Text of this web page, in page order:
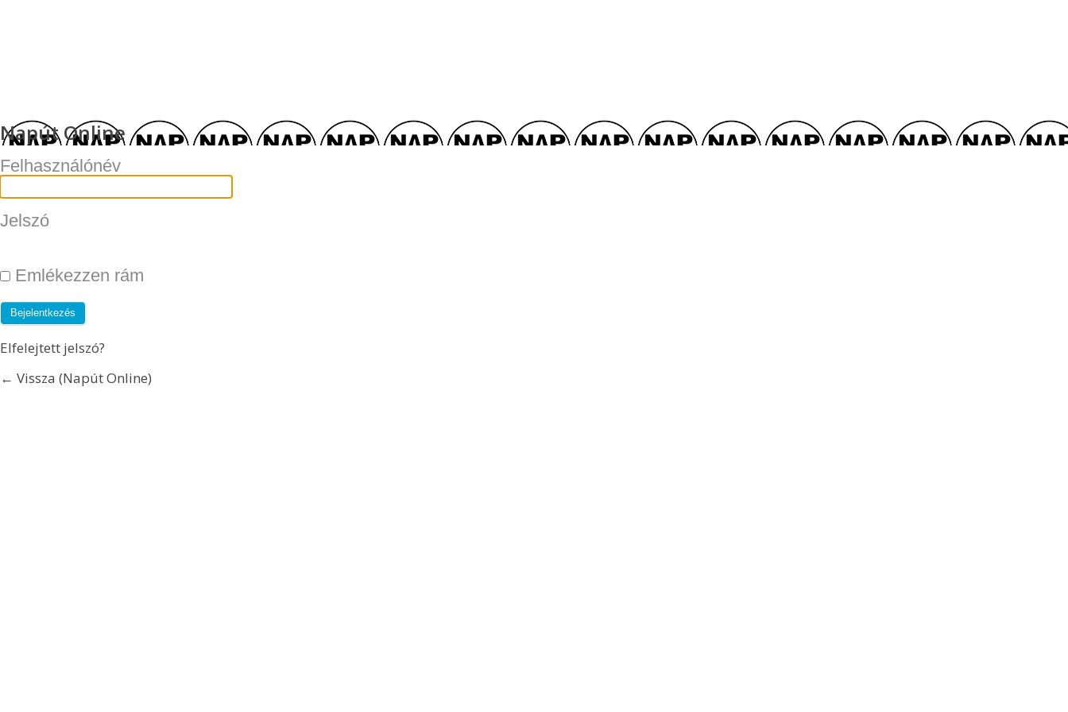
Napút Online
Felhasználónév
Jelszó
Emlékezzen rám
Elfelejtett jelszó?
← Vissza (Napút Online)